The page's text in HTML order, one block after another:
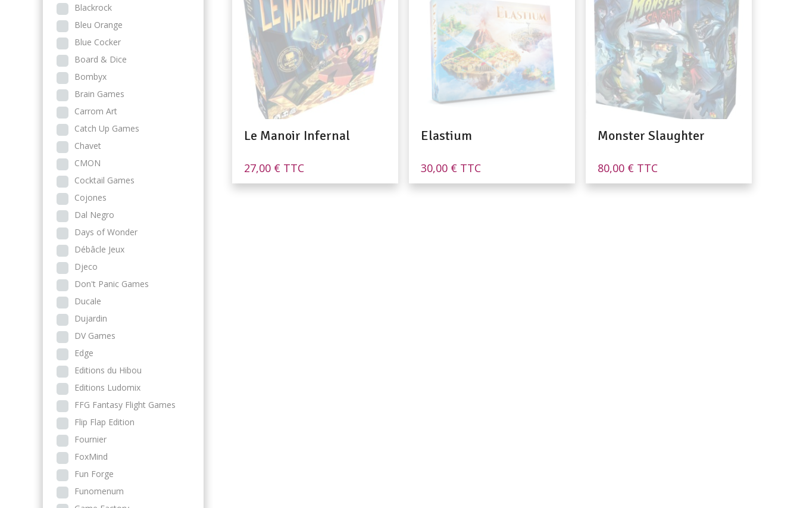
Le Manoir Infernal
27,00 € TTC
Elastium
30,00 € TTC
Monster Slaughter
80,00 € TTC
Blackrock
Bleu Orange
Blue Cocker
Board & Dice
Bombyx
Brain Games
Carrom Art
Catch Up Games
Chavet
CMON
Cocktail Games
Cojones
Dal Negro
Days of Wonder
Débâcle Jeux
Djeco
Don't Panic Games
Ducale
Dujardin
DV Games
Edge
Editions du Hibou
Editions Ludomix
FFG Fantasy Flight Games
Flip Flap Edition
Fournier
FoxMind
Fun Forge
Funomenum